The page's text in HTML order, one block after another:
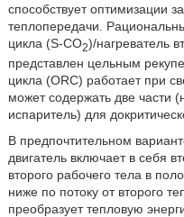
способствует оптимизации
теплопередачи.
цикла (S-CО2)/нагреватель
представлен цельным
цикла (ORC) работает при
может содержать две части
испаритель) для
В предпочтительном
двигатель включает в себя
второго рабочего тела в
ниже по потоку от второго
преобразует тепловую